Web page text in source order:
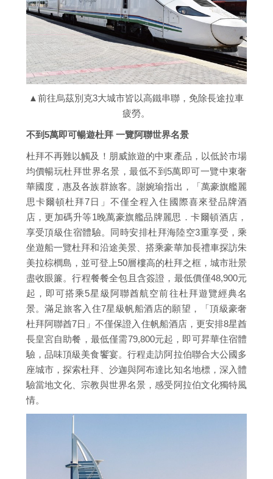
▲前往烏茲別克3大城市皆以高鐵串聯，免除長途拉車
疲勞。
不到5萬即可暢遊杜拜 一覽阿聯世界名景
杜拜不再難以觸及！朋威旅遊的中東產品，以低於市場
均價暢玩杜拜世界名景，最低不到5萬即可一覽中東奢
華國度，惠及各族群旅客。謝婉瑜指出，「萬豪旗艦麗
思卡爾頓杜拜7日」不僅全程入住國際喜來登品牌酒
店，更加碼升等1晚萬豪旗艦品牌麗思．卡爾頓酒店，
享受頂級住宿體驗。同時安排杜拜海陸空3重享受，乘
坐遊船一覽杜拜和沿途美景、搭乘豪華加長禮車探訪朱
美拉棕櫚島，並可登上50層樓高的杜拜之框，城市壯景
盡收眼簾。行程餐餐全包且含簽證，最低價僅48,900元
起，即可搭乘5星級阿聯酋航空前往杜拜遊覽經典名
景。滿足旅客入住7星級帆船酒店的願望，「頂級豪奢
杜拜阿聯酋7日」不僅保證入住帆船酒店，更安排8星酋
長皇宮自助餐，最低僅需79,800元起，即可昇華住宿體
驗，品味頂級美食饗宴。行程走訪阿拉伯聯合大公國多
座城市，探索杜拜、沙迦與阿布達比知名地標，深入體
驗當地文化、宗教與世界名景，感受阿拉伯文化獨特風
情。